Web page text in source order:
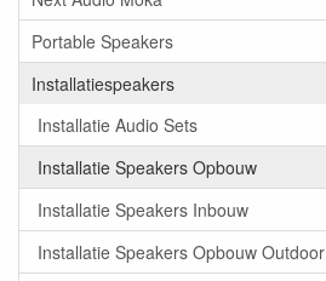
Portable Speakers
Installatiespeakers
Installatie Audio Sets
Installatie Speakers Opbouw
Installatie Speakers Inbouw
Installatie Speakers Opbouw Outdoor